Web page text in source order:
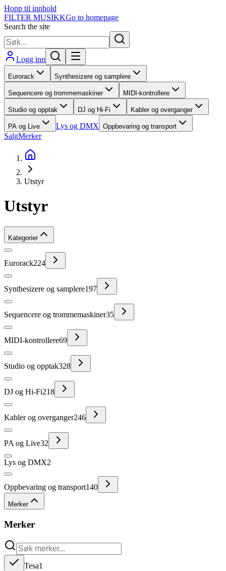
Hopp til innhold
FILTER MUSIKKGo to homepage
Search the site
Logg inn
Eurorack Synthesizere og samplere
Sequencere og trommemaskiner MIDI-kontrollere
Studio og opptak DJ og Hi-Fi Kabler og overganger
PA og Live Lys og DMX Oppbevaring og transport
SalgMerker
Utstyr
Utstyr
Kategorier
Eurorack224
Synthesizere og samplere197
Sequencere og trommemaskiner35
MIDI-kontrollere69
Studio og opptak328
DJ og Hi-Fi218
Kabler og overganger246
PA og Live32
Lys og DMX2
Oppbevaring og transport140
Merker
Merker
Tesa1